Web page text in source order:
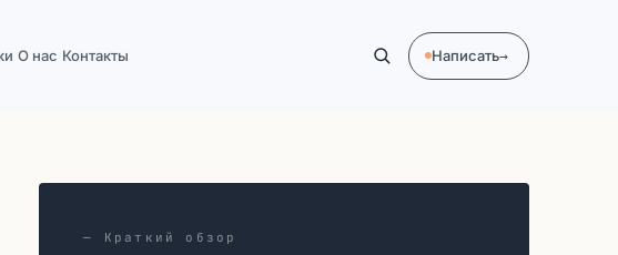
О нас Контакты Написать→
— Краткий обзор